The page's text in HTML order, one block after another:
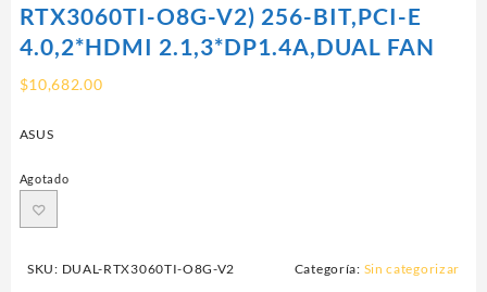
RTX3060TI-O8G-V2) 256-BIT,PCI-E
4.0,2*HDMI 2.1,3*DP1.4A,DUAL FAN
$10,682.00
ASUS
Agotado
SKU: DUAL-RTX3060TI-O8G-V2 Categoría: Sin categorizar